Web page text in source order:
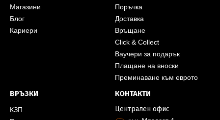
Магазини
Блог
Кариери
Поръчка
Доставка
Връщане
Click & Collect
Ваучери за подарък
Плащане на вноски
Преминаване към еврото
ВРЪЗКИ
КЗП
КОНТАКТИ
Централен офис